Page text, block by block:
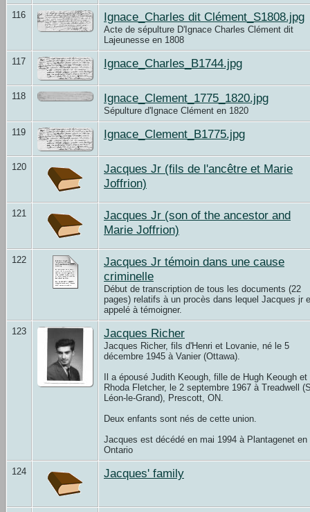
116 Ignace_Charles dit Clément_S1808.jpg
Acte de sépulture D'Ignace Charles Clément dit
Lajeunesse en 1808
117 Ignace_Charles_B1744.jpg
118 Ignace_Clement_1775_1820.jpg
Sépulture d'Ignace Clément en 1820
119 Ignace_Clement_B1775.jpg
120
Jacques Jr (fils de l'ancêtre et Marie
Joffrion)
121
Jacques Jr (son of the ancestor and
Marie Joffrion)
122
Jacques Jr témoin dans une cause
criminelle
Début de transcription de tous les documents (22
pages) relatifs à un procès dans lequel Jacques jr
appelé à témoigner.
123 Jacques Richer
Jacques Richer, fils d'Henri et Lovanie, né le 5
décembre 1945 à Vanier (Ottawa).
Il a épousé Judith Keough, fille de Hugh Keough et
Rhoda Fletcher, le 2 septembre 1967 à Treadwell
Léon-le-Grand), Prescott, ON.
Deux enfants sont nés de cette union.
Jacques est décédé en mai 1994 à Plantagenet en
Ontario
124 Jacques' family